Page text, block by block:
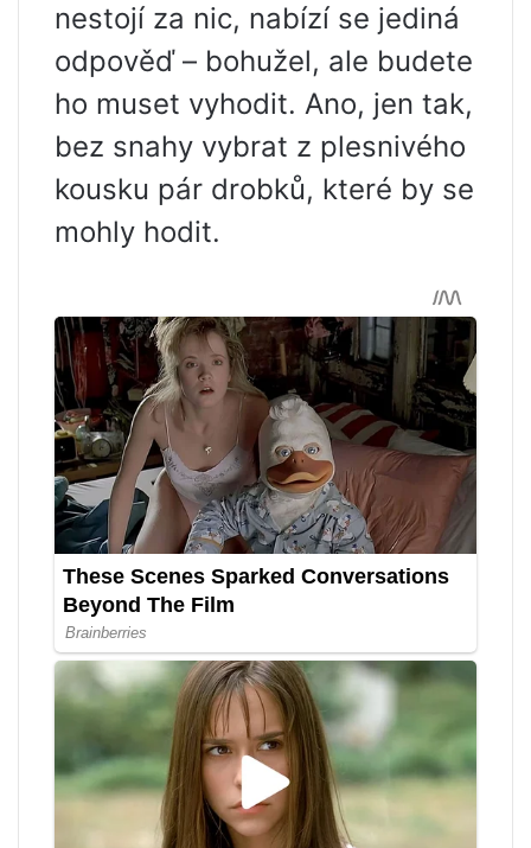
nestojí za nic, nabízí se jediná
odpověď – bohužel, ale budete
ho muset vyhodit. Ano, jen tak,
bez snahy vybrat z plesnivého
kousku pár drobků, které by se
mohly hodit.